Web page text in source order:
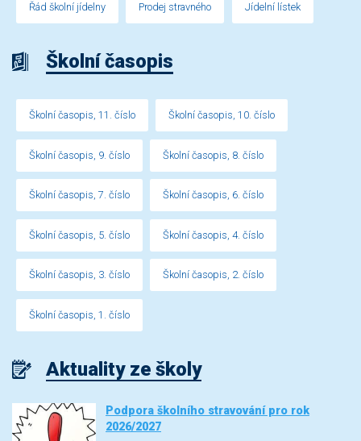
Řád školní jídelny Prodej stravného Jídelní lístek
Školní časopis
Školní časopis, 11. číslo Školní časopis, 10. číslo
Školní časopis, 9. číslo Školní časopis, 8. číslo
Školní časopis, 7. číslo Školní časopis, 6. číslo
Školní časopis, 5. číslo Školní časopis, 4. číslo
Školní časopis, 3. číslo Školní časopis, 2. číslo
Školní časopis, 1. číslo
Aktuality ze školy
Podpora školního stravování pro rok
2026/2027